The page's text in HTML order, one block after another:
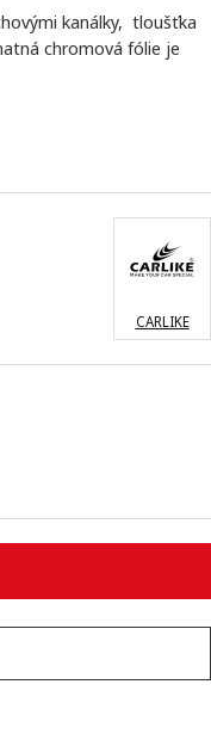
kanálky, tloušťka
chromová fólie je
CARLIKE